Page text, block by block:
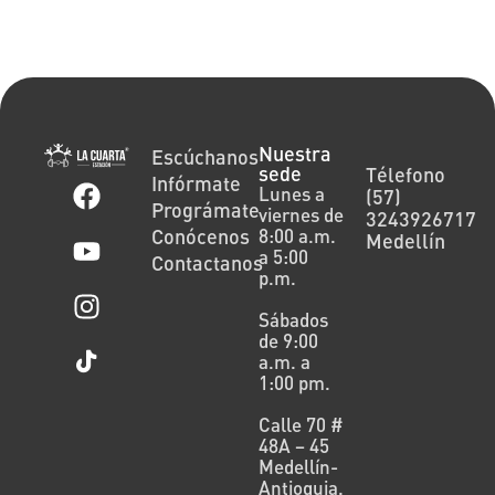
Escúchanos
Infórmate
Prográmate
Conócenos
Contactanos
Nuestra
sede
Lunes a
viernes de
8:00 a.m.
a 5:00
p.m.
Sábados
de 9:00
a.m. a
1:00 pm.
Calle 70 #
48A – 45
Medellín-
Antioquia.
Télefono
(57)
3243926717
Medellín